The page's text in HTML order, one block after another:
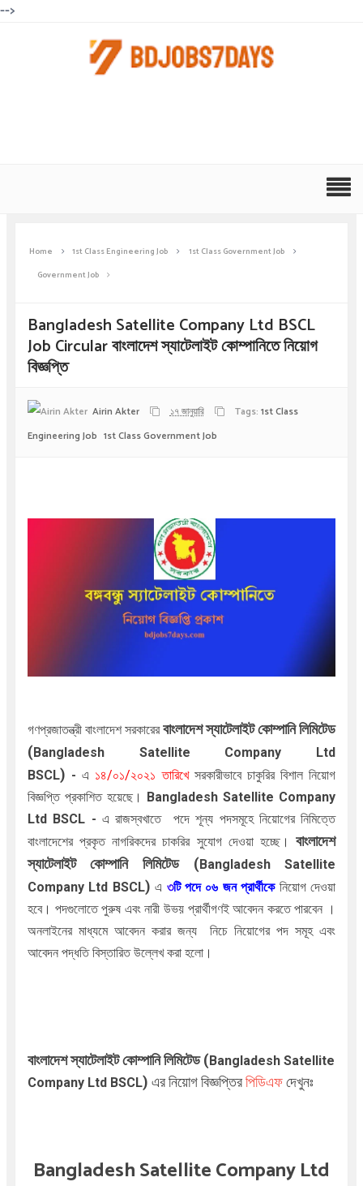
-->
Home 1st Class Engineering Job
1st Class Government Job
Government Job
Bangladesh Satellite Company Ltd BSCL
Job Circular বাংলাদেশ স্যাটেলাইট কোম্পানিতে নিয়োগ
বিজ্ঞপ্তি
Airin Akter ১৭ জানুয়ারি Tags: 1st Class
Engineering Job 1st Class Government Job
গণপ্রজাতন্ত্রী বাংলাদেশ সরকারেরবাংলাদেশ স্যাটেলাইট কোম্পানি লিমিটেড
(Bangladesh Satellite Company Ltd
BSCL) -এ ১৪/০১/২০২১ তারিখেসরকারীভাবে চাকুরির বিশাল নিয়োগ
বিজ্ঞপ্তি প্রকাশিত হয়েছে। Bangladesh Satellite Company
Ltd BSCL - এ রাজস্বখাতে পদে শূন্য পদসমূহে নিয়োগের নিমিত্তে
বাংলাদেশের প্রকৃত নাগরিকদের চাকরির সুযোগ দেওয়া হচ্ছে।বাংলাদেশ
স্যাটেলাইট কোম্পানি লিমিটেড (Bangladesh Satellite
Company Ltd BSCL) এ ৩টি পদে ০৬ জন প্রার্থীকে নিয়োগ দেওয়া
হবে। পদগুলোতে পুরুষ এবং নারী উভয় প্রার্থীগণই আবেদন করতে পারবেন ।
অনলাইনের মাধ্যমে আবেদন করার জন্য
নিচে নিয়োগের পদ সমূহ এবং
আবেদন পদ্ধতি বিস্তারিত উল্লেখ করা হলো।
বাংলাদেশ স্যাটেলাইট কোম্পানি লিমিটেড (Bangladesh Satellite
Company Ltd BSCL) এর নিয়োগ বিজ্ঞপ্তিরপিডিএফদেখুনঃ
Bangladesh Satellite Company Ltd